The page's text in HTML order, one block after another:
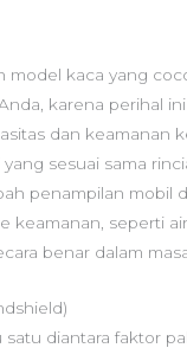
model kaca yang
karena perihal
dan keamanan
sesuai sama
penampilan mobil
keamanan, seperti
benar dalam
satu diantara faktor